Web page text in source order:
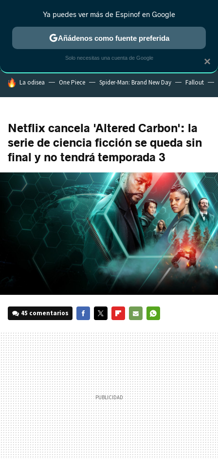
MENÚ NUEVO
ESTRENOS REALITY ANIME RANKINGS CINE
HOY SE HABLA DE
La odisea One Piece Spider-Man: Brand New Day Fallout
Netflix cancela 'Altered Carbon': la
serie de ciencia ficción se queda sin
final y no tendrá temporada 3
45 comentarios
MAIL
×
Ya puedes ver más de Espinof en Google
Añádenos como fuente preferida
Solo necesitas una cuenta de Google